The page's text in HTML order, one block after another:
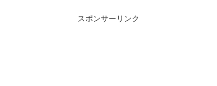
スポンサーリンク